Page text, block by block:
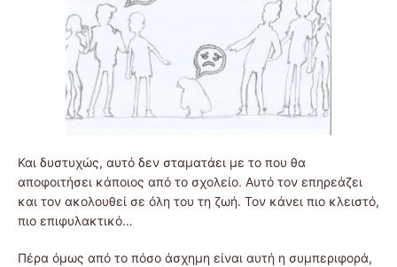
Και δυστυχώς, αυτό δεν σταματάει με το που θα
αποφοιτήσει κάποιος από το σχολείο. Αυτό τον επηρεάζει
και τον ακολουθεί σε όλη του τη ζωή. Τον κάνει πιο κλειστό,
πιο επιφυλακτικό…
Πέρα όμως από το πόσο άσχημη είναι αυτή η συμπεριφορά,